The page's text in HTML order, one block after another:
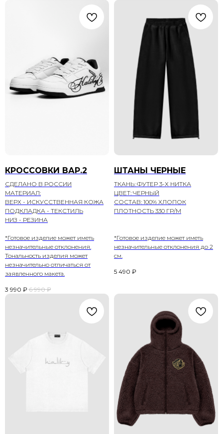
КРОССОВКИ ВАР.2
СДЕЛАНО В РОССИИ
МАТЕРИАЛ:
ВЕРХ - ИСКУССТВЕННАЯ КОЖА
ПОДКЛАДКА - ТЕКСТИЛЬ
НИЗ - РЕЗИНА
*Готовое изделие может иметь
незначительные отклонения.
Тональность изделия может
незначительно отличаться от
заявленного макета.
3 990 ₽ 6 990 ₽
ШТАНЫ ЧЕРНЫЕ
ТКАНЬ: ФУТЕР 3-Х НИТКА
ЦВЕТ: ЧЕРНЫЙ
СОСТАВ: 100% ХЛОПОК
ПЛОТНОСТЬ 330 ГР/М
*Готовое изделие может иметь
незначительные отклонения до 2
см.
5 490 ₽